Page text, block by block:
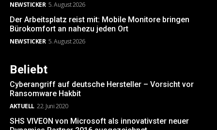
NEWSTICKER 5. August 2026
Der Arbeitsplatz reist mit: Mobile Monitore bringen
Bürokomfort an nahezu jeden Ort
NEWSTICKER 5. August 2026
Beliebt
Cyberangriff auf deutsche Hersteller – Vorsicht vor
Ransomware Hakbit
AKTUELL 22. Juni 2020
SHS VIVEON von Microsoft als innovativster neuer